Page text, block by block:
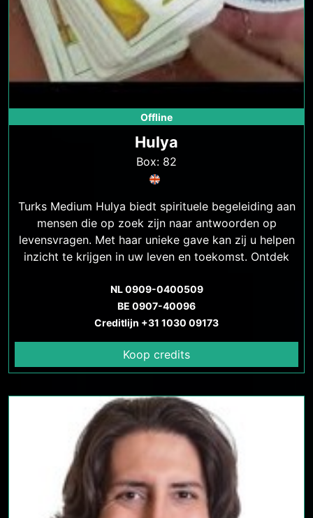
Offline
Hulya
Box: 82
Turks Medium Hulya biedt spirituele begeleiding aan
mensen die op zoek zijn naar antwoorden op
levensvragen. Met haar unieke gave kan zij u helpen
inzicht te krijgen in uw leven en toekomst. Ontdek
Medium Hulya.
NL 0909-0400509
BE 0907-40096
Creditlijn +31 1030 09173
Koop credits